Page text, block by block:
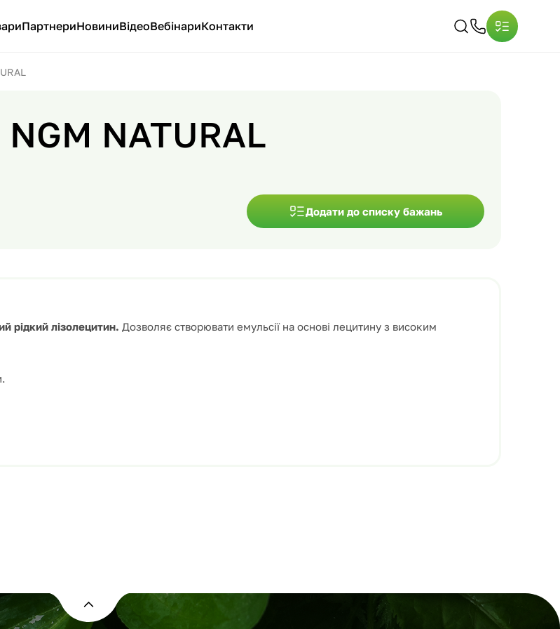
ПартнериНовиниВідеоВебінариКонтакти
NATURAL
Додати до списку бажань
рідкий лізолецитин. Дозволяє створювати емульсії на основі лецитину з високим